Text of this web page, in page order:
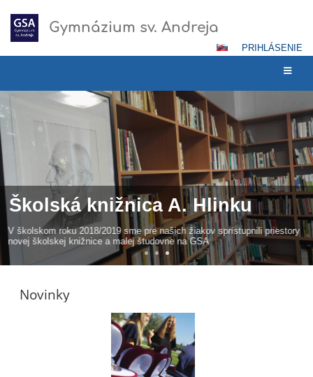
Gymnázium sv. Andreja
PRIHLÁSENIE
stránka
Školská knižnica A. Hlinku
V školskom roku 2018/2019 sme pre našich žiakov sprístupnili priestory
novej školskej knižnice a malej študovne na GSA
Novinky